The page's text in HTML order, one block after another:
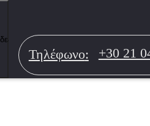
νέων
Τηλέφωνο: +30 21
και Εμπορική Εταιρεία